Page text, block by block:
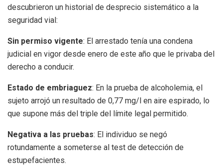
descubrieron un historial de desprecio sistemático a la
seguridad vial:
Sin permiso vigente: El arrestado tenía una condena
judicial en vigor desde enero de este año que le privaba del
derecho a conducir.
Estado de embriaguez: En la prueba de alcoholemia, el
sujeto arrojó un resultado de 0,77 mg/l en aire espirado, lo
que supone más del triple del límite legal permitido.
Negativa a las pruebas: El individuo se negó
rotundamente a someterse al test de detección de
estupefacientes.